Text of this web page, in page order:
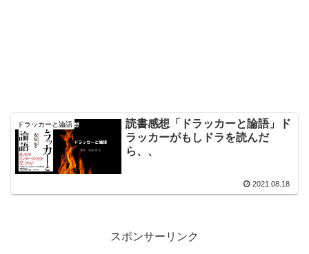
ドラッカーと論語
読書感想「ドラッカーと論語」ド
ラッカーがもしドラを読んだ
ら、、
2021.08.18
スポンサーリンク